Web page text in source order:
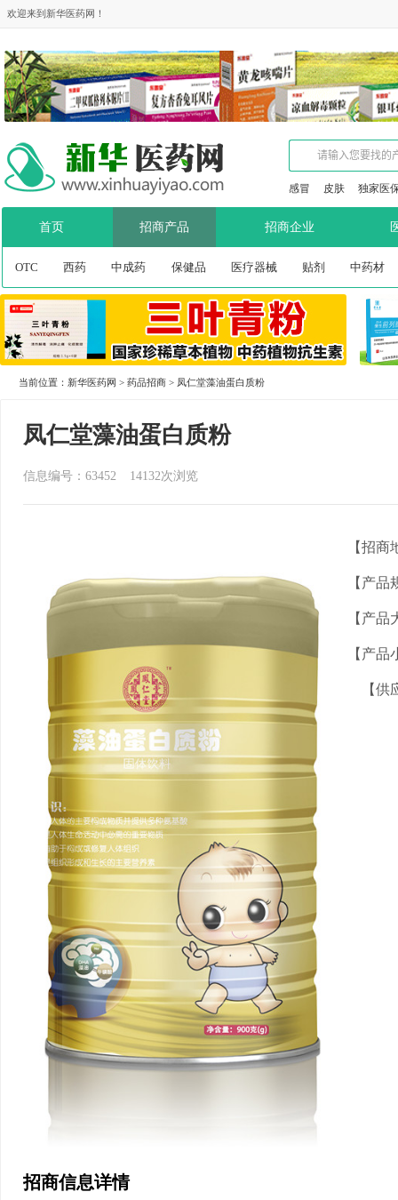
欢迎来到新华医药网！
感冒 皮肤 独家医
首页 招商产品 招商企业
OTC 西药 中成药 保健品 医疗器械 贴剂 中药材
当前位置： 新华医药网 > 药品招商 > 凤仁堂藻油蛋白质粉
凤仁堂藻油蛋白质粉
信息编号：63452 14132次浏览
【招商
【产品
【产品
【产品
【供
招商信息详情